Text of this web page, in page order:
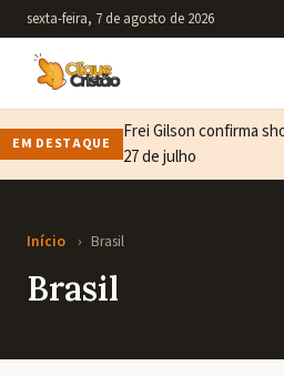
sexta-feira, 7 de agosto de 2026
EM DESTAQUE
Frei Gilson confirma
27 de julho
Início › Brasil
Brasil